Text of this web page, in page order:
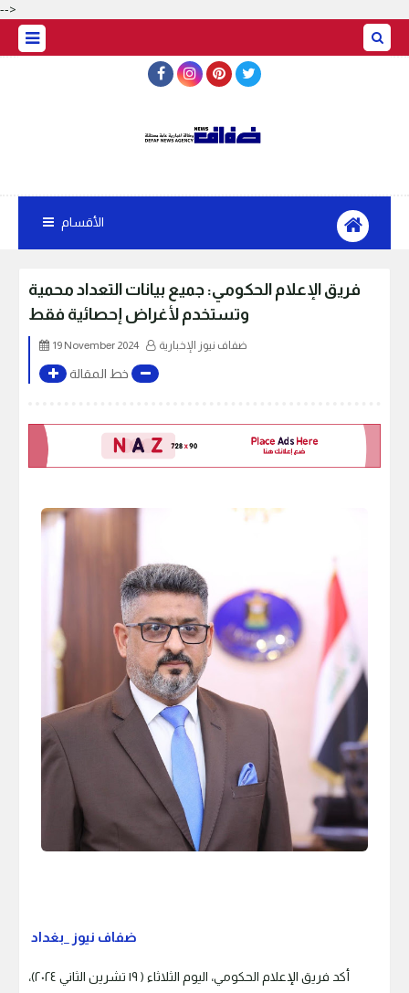
-->
الأقسام
فريق الإعلام الحكومي: جميع بيانات التعداد محمية
وتستخدم لأغراض إحصائية فقط
19 November 2024 ضفاف نيوز الإخبارية
خط المقالة
ضفاف نيوز _بغداد
أكد فريق الإعلام الحكومي، اليوم الثلاثاء ( ١٩ تشرين الثاني ٢٠٢٤)،